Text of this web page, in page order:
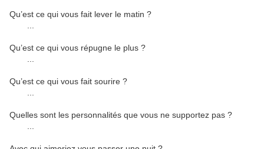
Qu’est ce qui vous fait lever le matin ?
Qu’est ce qui vous répugne le plus ?
Qu’est ce qui vous fait sourire ?
Quelles sont les personnalités que vous ne supportez pas ?